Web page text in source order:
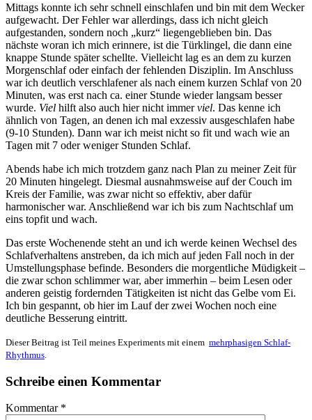
Mittags konnte ich sehr schnell einschlafen und bin mit dem Wecker
aufgewacht. Der Fehler war allerdings, dass ich nicht gleich
aufgestanden, sondern noch „kurz“ liegengeblieben bin. Das
nächste woran ich mich erinnere, ist die Türklingel, die dann eine
knappe Stunde später schellte. Vielleicht lag es an dem zu kurzen
Morgenschlaf oder einfach der fehlenden Disziplin. Im Anschluss
war ich deutlich verschlafener als nach einem kurzen Schlaf von 20
Minuten, was erst nach ca. einer Stunde wieder langsam besser
wurde. Viel hilft also auch hier nicht immerviel. Das kenne ich
ähnlich von Tagen, an denen ich mal exzessiv ausgeschlafen habe
(9-10 Stunden). Dann war ich meist nicht so fit und wach wie an
Tagen mit 7 oder weniger Stunden Schlaf.
Abends habe ich mich trotzdem ganz nach Plan zu meiner Zeit für
20 Minuten hingelegt. Diesmal ausnahmsweise auf der Couch im
Kreis der Familie, was zwar nicht so effektiv, aber dafür
harmonischer war. Anschließend war ich bis zum Nachtschlaf um
eins topfit und wach.
Das erste Wochenende steht an und ich werde keinen Wechsel des
Schlafverhaltens anstreben, da ich mich auf jeden Fall noch in der
Umstellungsphase befinde. Besonders die morgentliche Müdigkeit –
die zwar schon schlimmer war, aber immerhin – beim Lesen oder
anderen geistig fordernden Tätigkeiten ist nicht das Gelbe vom Ei.
Ich bin gespannt, ob hier im Lauf der zwei Wochen noch eine
deutliche Besserung eintritt.
Dieser Beitrag ist Teil meines Experiments mit einem mehrphasigen Schlaf-
Rhythmus
Schreibe einen Kommentar
Kommentar *